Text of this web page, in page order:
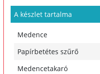
A készlet tartalma
Medence
Papírbetétes szűrő
Medencetakaró